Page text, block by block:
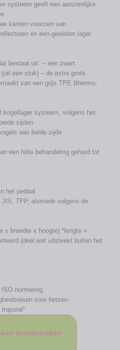
systeem geeft een aanzienlijke
kanten voorzien van
en een gesloten lager
bestaat uit: – een zwart
één stuk) – de extra grote
van een grijs TPE (thermo-
kogellager systeem, volgens het
zijden
aan beide zijde
een hitte behandeling gehard tot
het pedaal
TPP, alsmede volgens de
x breedte x hoogte) *lengte =
(deel wat uitsteekt buiten het
normering.
voor fietsen-
aan winkelwagen